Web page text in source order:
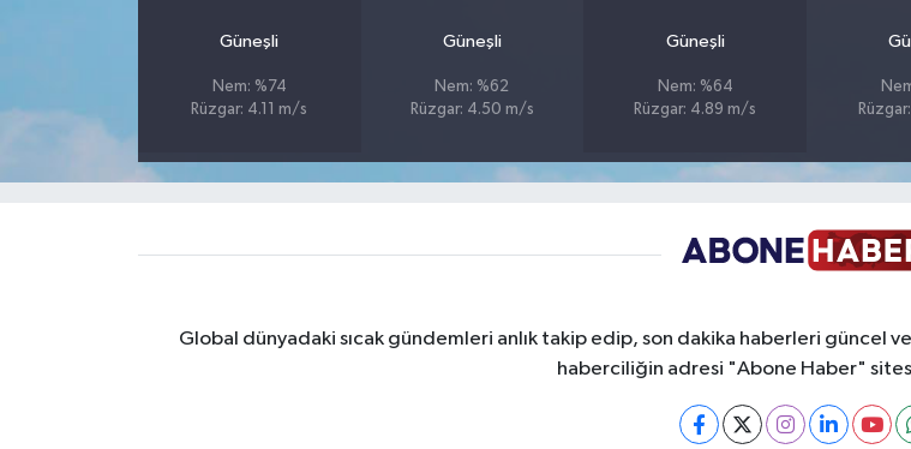
Güneşli
Nem: %74
Rüzgar: 4.11 m/s
Güneşli
Nem: %62
Rüzgar: 4.50 m/s
Güneşli
Nem: %64
Rüzgar: 4.89 m/s
Global dünyadaki sıcak gündemleri anlık takip edip, son dakika haberleri güncel
haberciliğin adresi "Abone Haber"
AboneHaber Özel